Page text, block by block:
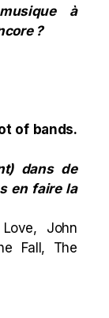
à
?
of bands.
dans de
en faire la
John
Fall, The